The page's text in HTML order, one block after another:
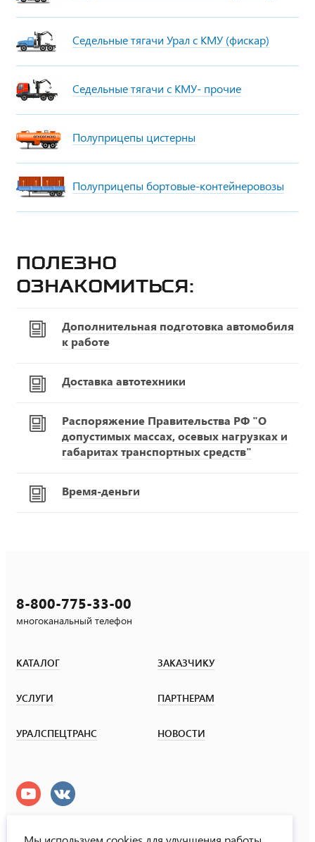
Седельные тягачи Урал с КМУ (фискар)
Седельные тягачи с КМУ- прочие
Полуприцепы цистерны
Полуприцепы бортовые-контейнеровозы
Полезно
ознакомиться:
Дополнительная подготовка автомобиля
к работе
Доставка автотехники
Распоряжение Правительства РФ "О
допустимых массах, осевых нагрузках и
габаритах транспортных средств"
Время-деньги
8-800-775-33-00
многоканальный телефон
КАТАЛОГ ЗАКАЗЧИКУ
УСЛУГИ ПАРТНЕРАМ
УРАЛСПЕЦТРАНС НОВОСТИ